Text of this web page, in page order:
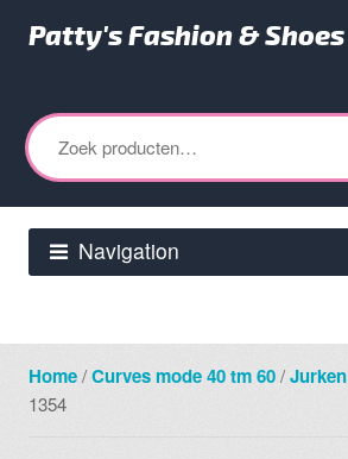
naar
navigatie
naar
de
inhoud
Patty's Fashion & Shoes
Zoeken
naar:
Navigation
Home/Curves mode 40 tm 60/Jurken
1354